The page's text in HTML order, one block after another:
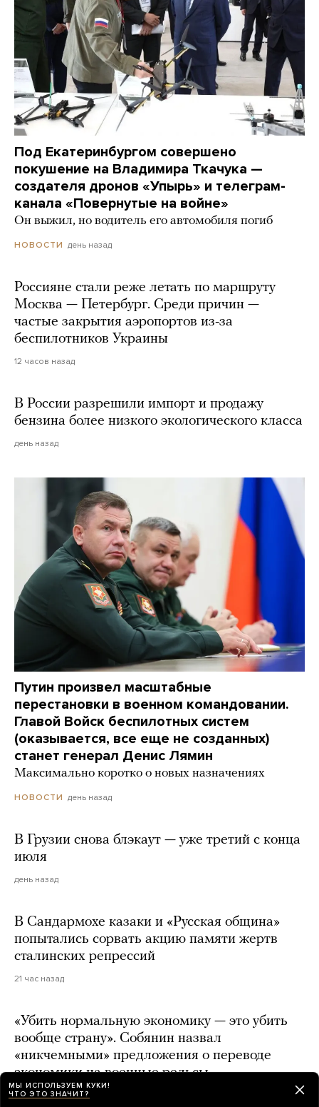
Под Екатеринбургом совершено
покушение на Владимира Ткачука —
создателя дронов «Упырь» и телеграм-
канала «Повернутые на войне»
Он выжил, но водитель его автомобиля погиб
НОВОСТИ день назад
Россияне стали реже летать по маршруту
Москва — Петербург. Среди причин —
частые закрытия аэропортов из-за
беспилотников Украины
12 часов назад
В России разрешили импорт и продажу
бензина более низкого экологического класса
день назад
Путин произвел масштабные
перестановки в военном командовании.
Главой Войск беспилотных систем
(оказывается, все еще не созданных)
станет генерал Денис Лямин
Максимально коротко о новых назначениях
НОВОСТИ день назад
В Грузии снова блэкаут — уже третий с конца
июля
день назад
В Сандармохе казаки и «Русская община»
попытались сорвать акцию памяти жертв
сталинских репрессий
21 час назад
«Убить нормальную экономику — это убить
вообще страну». Собянин назвал
«никчемными» предложения о переводе
экономики на военные рельсы
день назад
МЫ ИСПОЛЬЗУЕМ КУКИ!
ЧТО ЭТО ЗНАЧИТ?